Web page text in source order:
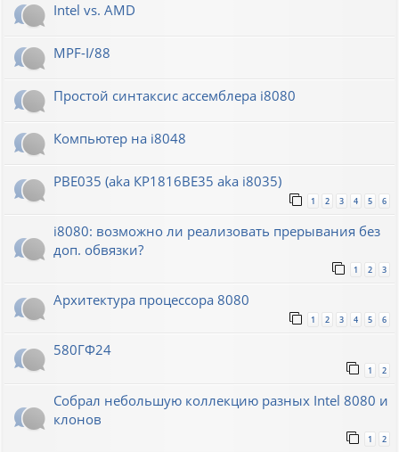
Intel vs. AMD
MPF-I/88
Простой синтаксис ассемблера i8080
Компьютер на i8048
РВЕ035 (aka КР1816ВЕ35 aka i8035)
1 2 3 4 5 6
i8080: возможно ли реализовать прерывания без
доп. обвязки?
1 2 3
Архитектура процессора 8080
1 2 3 4 5 6
580ГФ24
1 2
Собрал небольшую коллекцию разных Intel 8080 и
клонов
1 2